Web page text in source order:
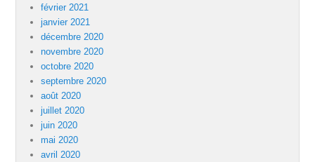
février 2021
janvier 2021
décembre 2020
novembre 2020
octobre 2020
septembre 2020
août 2020
juillet 2020
juin 2020
mai 2020
avril 2020